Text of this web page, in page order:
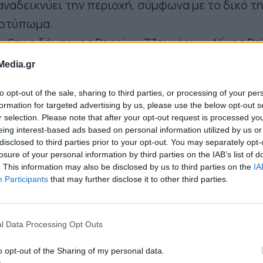
opt-out of the sale, sharing to third parties, or processing of your
for targeted advertising by us, please use the below opt-out
selection. Please note that after your opt-out request is processed
interest-based ads based on personal information utilized by us
to third parties prior to your opt-out. You may separately
of your personal information by third parties on the IAB’s list of
This information may also be disclosed by us to third parties on the
Participants that may further disclose it to other third parties.
Data Processing Opt Outs
opt-out of the Sharing of my personal data.
την περιοχή, σύμφωνα με το δικό
ο δήμαρχος Βορείων Τζουμέρκων Νίκος
Τουρισμού Γιώργος Παππάς, οι οποίοι
της «Ήπειρος Α.Ε.» Γιώργο Θεοχάρη
για την επιλογή του Δήμου Βορείων
της «Λέσχης Γαστρονομίας Ηπείρου»
την οργάνωση του όλου εγχειρήματος.
από τους επαγγελματίες να αγκαλιάσουν
παρακινήσουν και άλλους να συμμετέχουν,
ταυτότητα της περιοχής και να
στη φαρέτρα για την τουριστική ανάπτυξη των
της προσπάθειας αναφέρθηκε και ο